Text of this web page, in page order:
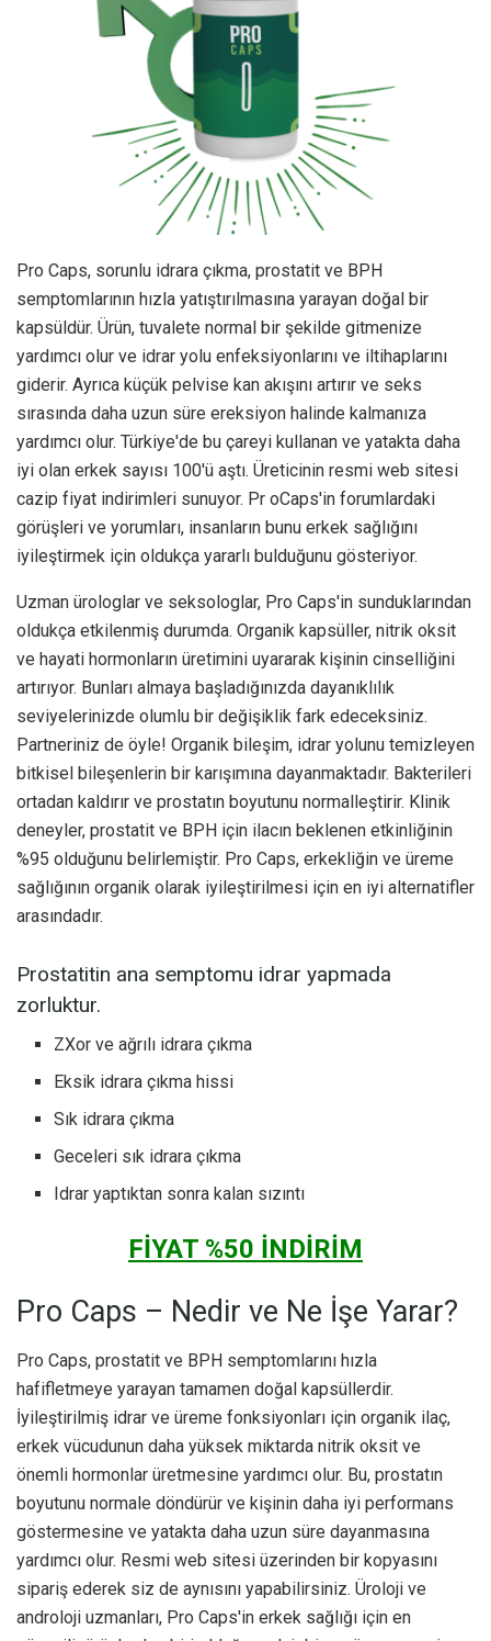
Pro Caps, sorunlu idrara çıkma, prostatit ve BPH
semptomlarının hızla yatıştırılmasına yarayan doğal bir
kapsüldür. Ürün, tuvalete normal bir şekilde gitmenize
yardımcı olur ve idrar yolu enfeksiyonlarını ve iltihaplarını
giderir. Ayrıca küçük pelvise kan akışını artırır ve seks
sırasında daha uzun süre ereksiyon halinde kalmanıza
yardımcı olur. Türkiye'de bu çareyi kullanan ve yatakta daha
iyi olan erkek sayısı 100'ü aştı. Üreticinin resmi web sitesi
cazip fiyat indirimleri sunuyor. Pr oCaps'in forumlardaki
görüşleri ve yorumları, insanların bunu erkek sağlığını
iyileştirmek için oldukça yararlı bulduğunu gösteriyor.
Uzman ürologlar ve seksologlar, Pro Caps'in sunduklarından
oldukça etkilenmiş durumda. Organik kapsüller, nitrik oksit
ve hayati hormonların üretimini uyararak kişinin cinselliğini
artırıyor. Bunları almaya başladığınızda dayanıklılık
seviyelerinizde olumlu bir değişiklik fark edeceksiniz.
Partneriniz de öyle! Organik bileşim, idrar yolunu temizleyen
bitkisel bileşenlerin bir karışımına dayanmaktadır. Bakterileri
ortadan kaldırır ve prostatın boyutunu normalleştirir. Klinik
deneyler, prostatit ve BPH için ilacın beklenen etkinliğinin
%95 olduğunu belirlemiştir. Pro Caps, erkekliğin ve üreme
sağlığının organik olarak iyileştirilmesi için en iyi alternatifler
arasındadır.
Prostatitin ana semptomu idrar yapmada
zorluktur.
ZXor ve ağrılı idrara çıkma
Eksik idrara çıkma hissi
Sık idrara çıkma
Geceleri sık idrara çıkma
Idrar yaptıktan sonra kalan sızıntı
FİYAT %50 İNDİRİM
Pro Caps – Nedir ve Ne İşe Yarar?
Pro Caps, prostatit ve BPH semptomlarını hızla
hafifletmeye yarayan tamamen doğal kapsüllerdir.
İyileştirilmiş idrar ve üreme fonksiyonları için organik ilaç,
erkek vücudunun daha yüksek miktarda nitrik oksit ve
önemli hormonlar üretmesine yardımcı olur. Bu, prostatın
boyutunu normale döndürür ve kişinin daha iyi performans
göstermesine ve yatakta daha uzun süre dayanmasına
yardımcı olur. Resmi web sitesi üzerinden bir kopyasını
sipariş ederek siz de aynısını yapabilirsiniz. Üroloji ve
androloji uzmanları, Pro Caps'in erkek sağlığı için en